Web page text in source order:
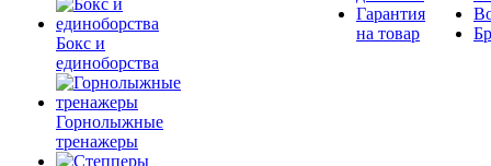
Бокс и
единоборства
Горнолыжные
тренажеры
Гарантия
на товар